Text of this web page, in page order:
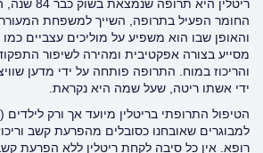
החומר הפעיל בתרופה, השייך למשפחת
והאופן שבו הוא משפיע על מוליכים עצביים כמו
מסייע בצורה אפקטיבית ומהירה לשיפור
והריכוז במוח. התרופה פותחה על ידי מדען
ידי אשתו ריטה, שעל שמה היא נקראת.
למבוגרים שאובחנו כסובלים מהפרעת קשב
רופא. אין כל סיבה לקחת ריטלין ללא הפרעת